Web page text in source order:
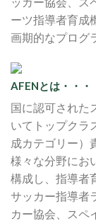
ーツ指導者育成
画期的なプログ
AFENとは・・・
国に認可された
いてトップクラ
成カテゴリー）
様々な分野にお
構成し、指導者
サッカー指導者
カー協会、スペ